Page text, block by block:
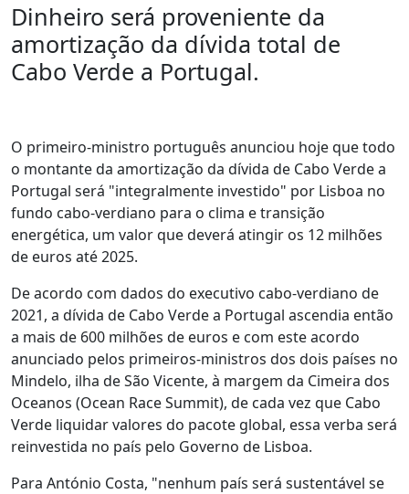
Dinheiro será proveniente da
amortização da dívida total de
Cabo Verde a Portugal.
O primeiro-ministro português anunciou hoje que todo
o montante da amortização da dívida de Cabo Verde a
Portugal será "integralmente investido" por Lisboa no
fundo cabo-verdiano para o clima e transição
energética, um valor que deverá atingir os 12 milhões
de euros até 2025.
De acordo com dados do executivo cabo-verdiano de
2021, a dívida de Cabo Verde a Portugal ascendia então
a mais de 600 milhões de euros e com este acordo
anunciado pelos primeiros-ministros dos dois países no
Mindelo, ilha de São Vicente, à margem da Cimeira dos
Oceanos (Ocean Race Summit), de cada vez que Cabo
Verde liquidar valores do pacote global, essa verba será
reinvestida no país pelo Governo de Lisboa.
Para António Costa, "nenhum país será sustentável se